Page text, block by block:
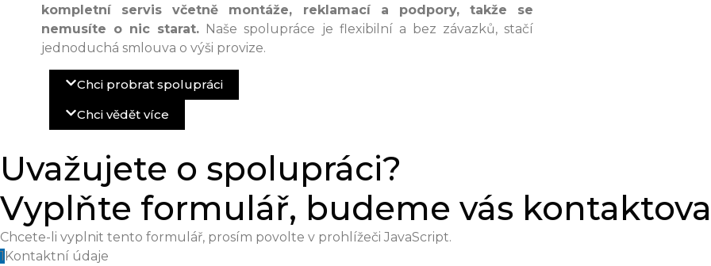
kompletní servis včetně montáže, reklamací a podpory, takže se
nemusíte o nic starat. Naše spolupráce je flexibilní a bez závazků, stačí
jednoduchá smlouva o výši provize.
Chci probrat spolupráci
Chci vědět více
Uvažujete o spolupráci?
Vyplňte formulář, budeme vás
Chcete-li vyplnit tento formulář, prosím povolte v prohlížeči JavaScript.
1 Kontaktní údaje